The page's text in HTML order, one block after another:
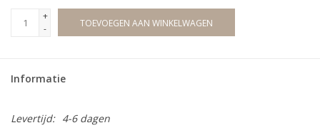
+
-
TOEVOEGEN AAN WINKELWAGEN
Informatie
Levertijd: 4-6 dagen